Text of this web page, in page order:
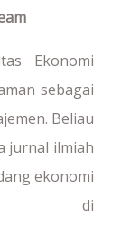
Ekonomi
sebagai
Beliau
jurnal ilmiah
ekonomi
di